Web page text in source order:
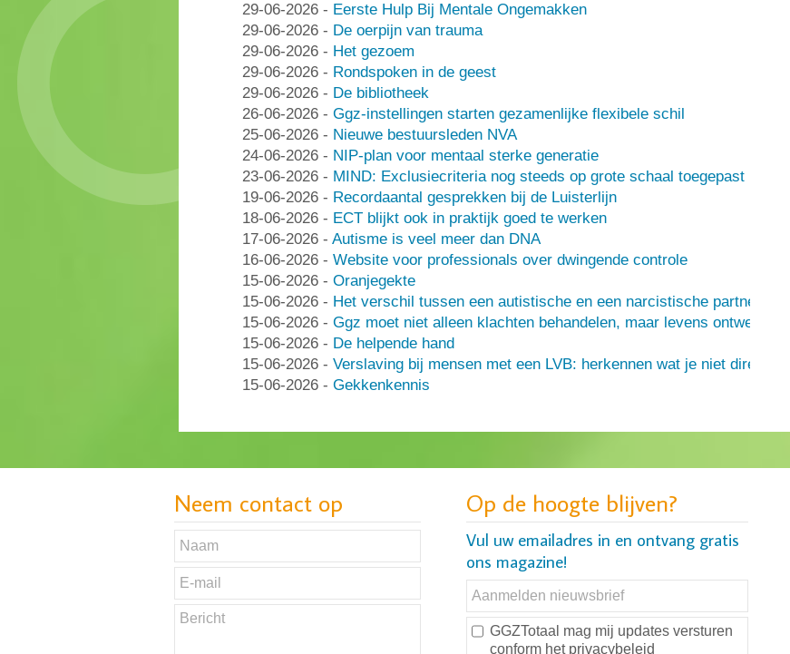
29-06-2026 - Eerste Hulp Bij Mentale Ongemakken
29-06-2026 - De oerpijn van trauma
29-06-2026 - Het gezoem
29-06-2026 - Rondspoken in de geest
29-06-2026 - De bibliotheek
26-06-2026 - Ggz-instellingen starten gezamenlijke flexibele schil
25-06-2026 - Nieuwe bestuursleden NVA
24-06-2026 - NIP-plan voor mentaal sterke generatie
23-06-2026 - MIND: Exclusiecriteria nog steeds op grote schaal toegepast
19-06-2026 - Recordaantal gesprekken bij de Luisterlijn
18-06-2026 - ECT blijkt ook in praktijk goed te werken
17-06-2026 - Autisme is veel meer dan DNA
16-06-2026 - Website voor professionals over dwingende controle
15-06-2026 - Oranjegekte
15-06-2026 - Het verschil tussen een autistische en een narcistische partner
15-06-2026 - Ggz moet niet alleen klachten behandelen, maar levens ontwerpen
15-06-2026 - De helpende hand
15-06-2026 - Verslaving bij mensen met een LVB: herkennen wat je niet direct ziet
15-06-2026 - Gekkenkennis
Neem contact op Op de hoogte blijven?
Vul uw emailadres in en ontvang gratis
ons magazine!
GGZTotaal mag mij updates versturen
conform het privacybeleid